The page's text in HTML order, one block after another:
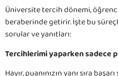
Üniversite tercih dönemi,
beraberinde getirir. İşte bu
sorular ve yanıtları:
Tercihlerimi yaparken sadece
Hayır, puanınızın yanı sıra